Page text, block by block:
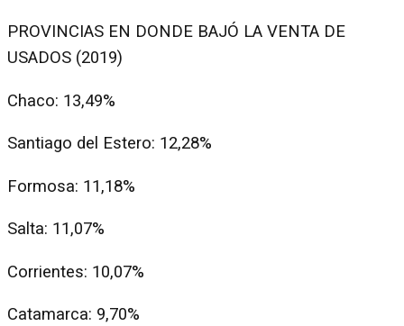
PROVINCIAS EN DONDE BAJÓ LA VENTA DE
USADOS (2019)
Chaco: 13,49%
Santiago del Estero: 12,28%
Formosa: 11,18%
Salta: 11,07%
Corrientes: 10,07%
Catamarca: 9,70%